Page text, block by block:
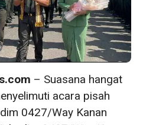
– Suasana hangat
acara pisah
0427/Way Kanan